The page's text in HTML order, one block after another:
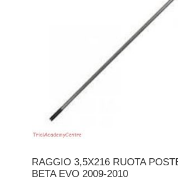
RAGGIO 3,5X216 RUOTA
BETA EVO 2009-2010